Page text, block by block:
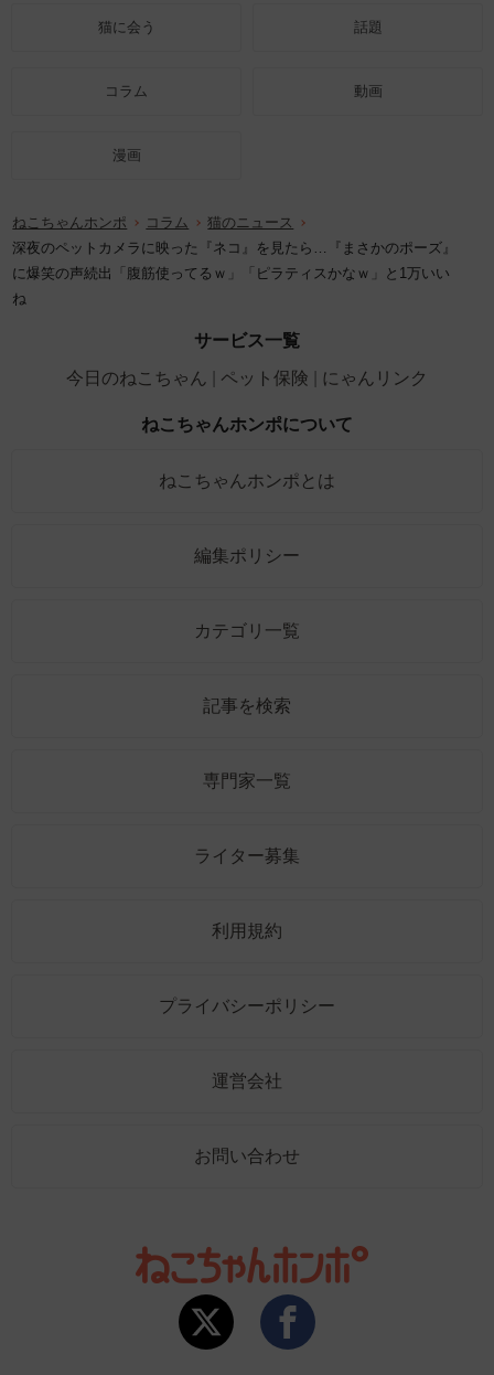
猫に会う 話題
コラム 動画
漫画
ねこちゃんホンポ コラム
猫のニュース
深夜のペットカメラに映った『ネコ』を見たら…『まさかのポーズ』
に爆笑の声続出「腹筋使ってるｗ」「ピラティスかなｗ」と1万いい
ね
サービス一覧
今日のねこちゃん
ペット保険 にゃんリンク
ねこちゃんホンポについて
ねこちゃんホンポとは
編集ポリシー
カテゴリ一覧
記事を検索
専門家一覧
ライター募集
利用規約
プライバシーポリシー
運営会社
お問い合わせ